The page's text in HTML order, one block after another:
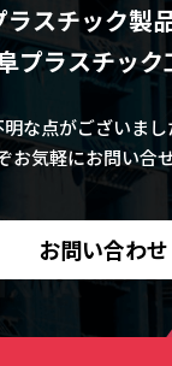
スチック製
プラスチック
な点がございまし
お気軽にお問い合
お問い合わせ